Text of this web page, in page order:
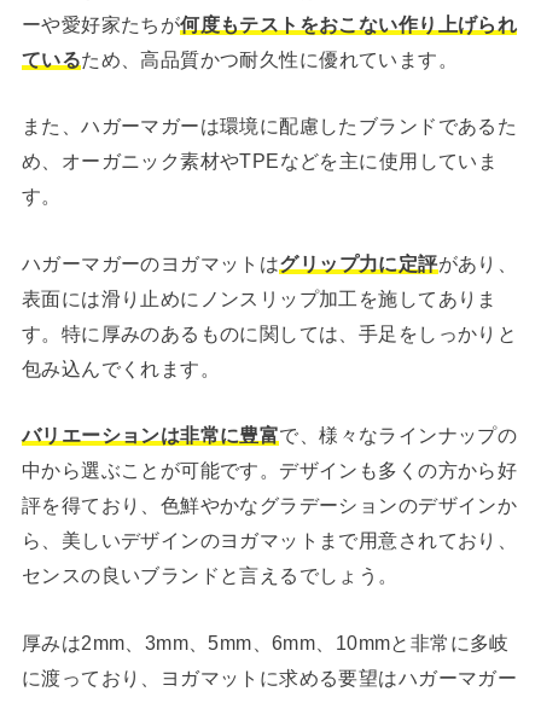
ーや愛好家たちが何度もテストをおこない作り上げられ
ているため、高品質かつ耐久性に優れています。
また、ハガーマガーは環境に配慮したブランドであるた
め、オーガニック素材やTPEなどを主に使用していま
す。
ハガーマガーのヨガマットはグリップ力に定評があり、
表面には滑り止めにノンスリップ加工を施してありま
す。特に厚みのあるものに関しては、手足をしっかりと
包み込んでくれます。
バリエーションは非常に豊富で、様々なラインナップの
中から選ぶことが可能です。デザインも多くの方から好
評を得ており、色鮮やかなグラデーションのデザインか
ら、美しいデザインのヨガマットまで用意されており、
センスの良いブランドと言えるでしょう。
厚みは2mm、3mm、5mm、6mm、10mmと非常に多岐
に渡っており、ヨガマットに求める要望はハガーマガー